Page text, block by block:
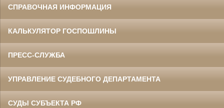
СПРАВОЧНАЯ ИНФОРМАЦИЯ
КАЛЬКУЛЯТОР ГОСПОШЛИНЫ
ПРЕСС-СЛУЖБА
УПРАВЛЕНИЕ СУДЕБНОГО ДЕПАРТАМЕНТА
СУДЫ СУБЪЕКТА РФ